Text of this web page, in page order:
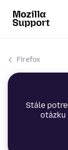
Firefox
Stále
otázku